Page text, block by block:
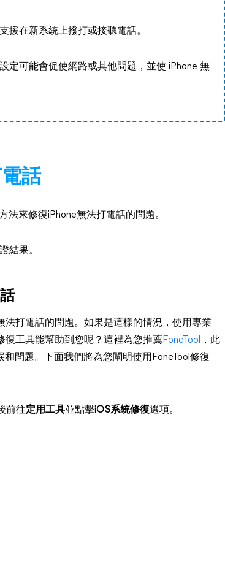
援在新系統上撥打或接聽電話。
定可能會促使網路或其他問題，並使 iPhone 無
話
法來修復iPhone無法打電話的問題。
結果。
打電話的問題。如果是這樣的情況，使用專業
復工具能幫助到您呢？這裡為您推薦 FoneTool
，此
問題。下面我們將為您闡明使用FoneTool修復
前往定用工具並點擊iOS系統修復選項。